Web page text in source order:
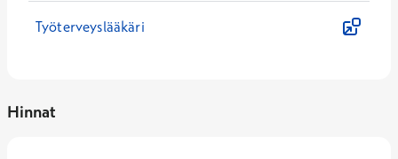
Työterveyslääkäri
Hinnat